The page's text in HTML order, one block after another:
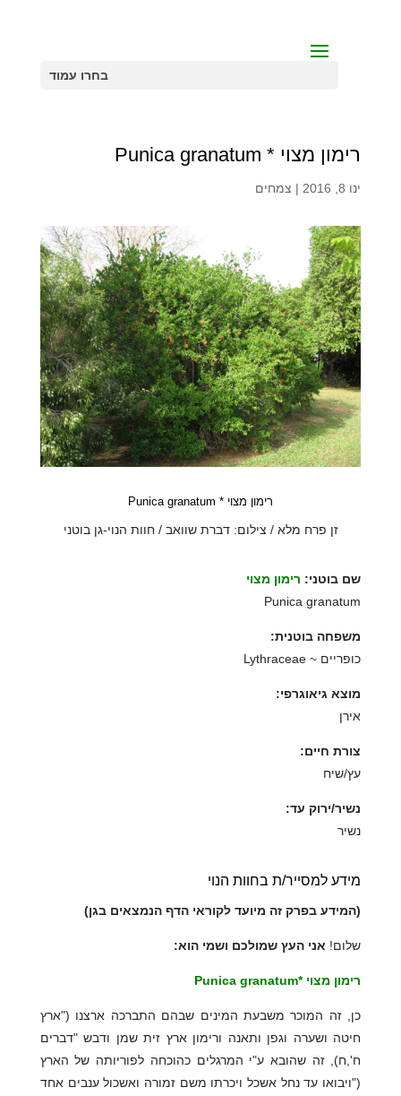
בחרו עמוד
רימון מצוי * Punica granatum
ינו 8, 2016 | צמחים
רימון מצוי * Punica granatum
זן פרח מלא / צילום: דברת שוואב / חוות הנוי-גן בוטני
שם בוטני: רימון מצוי
Punica granatum
משפחה בוטנית:
כופריים ~ Lythraceae
מוצא גיאוגרפי:
אירן
צורת חיים:
עץ/שיח
נשיר/ירוק עד:
נשיר
מידע למסייר/ת בחוות הנוי
(המידע בפרק זה מיועד לקוראי הדף הנמצאים בגן)
שלום! אני העץ שמולכם ושמי הוא:
רימון מצוי *Punica granatum
כן, זה המוכר משבעת המינים שבהם התברכה ארצנו ("ארץ
חיטה ושערה וגפן ותאנה ורימון ארץ זית שמן ודבש "דברים
ח',ח), זה שהובא ע"י המרגלים כהוכחה לפוריותה של הארץ
("ויבואו עד נחל אשכל ויכרתו משם זמורה ואשכול ענבים אחד